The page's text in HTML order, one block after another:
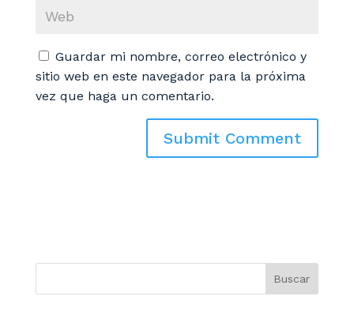
Guardar mi nombre, correo electrónico y
sitio web en este navegador para la próxima
vez que haga un comentario.
Buscar